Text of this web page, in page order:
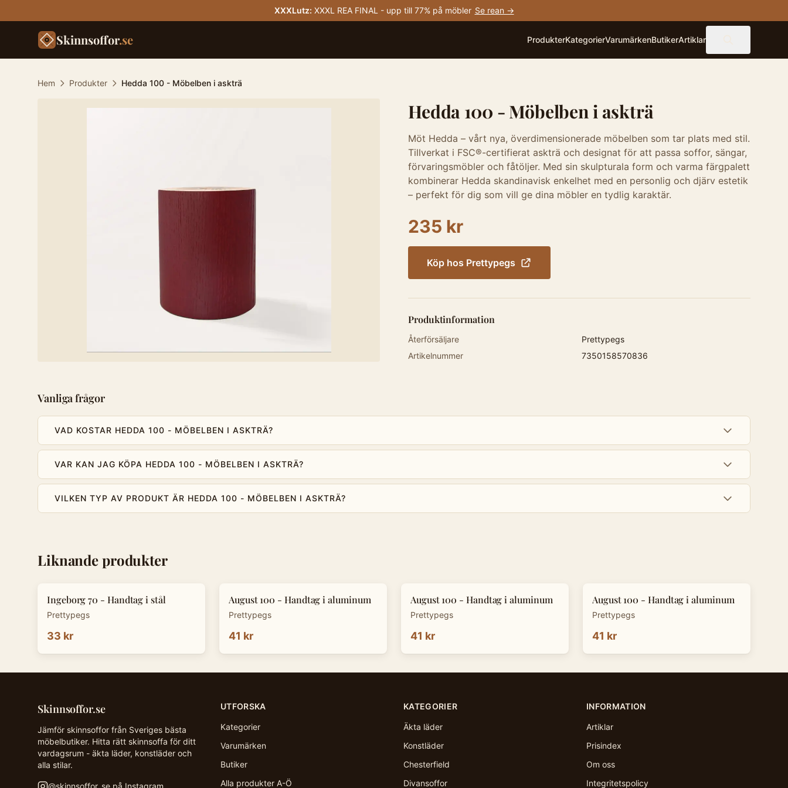
XXXLutz: XXXL REA FINAL - upp till 77% på möbler Se rean →
Skinnsoffor.se ProdukterKategorierVarumärkenButikerArtiklar
Hem Produkter Hedda 100 - Möbelben i askträ
Hedda 100 - Möbelben i askträ
Möt Hedda – vårt nya, överdimensionerade möbelben som tar plats med stil.
Tillverkat i FSC®-certifierat askträ och designat för att passa soffor, sängar,
förvaringsmöbler och fåtöljer. Med sin skulpturala form och varma färgpalett
kombinerar Hedda skandinavisk enkelhet med en personlig och djärv estetik
– perfekt för dig som vill ge dina möbler en tydlig karaktär.
235 kr
Köp hos Prettypegs
Produktinformation
Återförsäljare
Prettypegs
Artikelnummer
7350158570836
Vanliga frågor
VAD KOSTAR HEDDA 100 - MÖBELBEN I ASKTRÄ?
VAR KAN JAG KÖPA HEDDA 100 - MÖBELBEN I ASKTRÄ?
VILKEN TYP AV PRODUKT ÄR HEDDA 100 - MÖBELBEN I ASKTRÄ?
Liknande produkter
Ingeborg 70 - Handtag i stål
Prettypegs
33 kr
August 100 - Handtag i aluminum
Prettypegs
41 kr
August 100 - Handtag i aluminum
Prettypegs
41 kr
August 100 - Handtag i aluminum
Prettypegs
41 kr
Skinnsoffor.se
Jämför skinnsoffor från Sveriges bästa
möbelbutiker. Hitta rätt skinnsoffa för ditt
vardagsrum - äkta läder, konstläder och
alla stilar.
@skinnsoffor_se på Instagram
UTFORSKA
Kategorier
Varumärken
Butiker
Alla produkter A-Ö
KATEGORIER
Äkta läder
Konstläder
Chesterfield
Divansoffor
INFORMATION
Artiklar
Prisindex
Om oss
Integritetspolicy